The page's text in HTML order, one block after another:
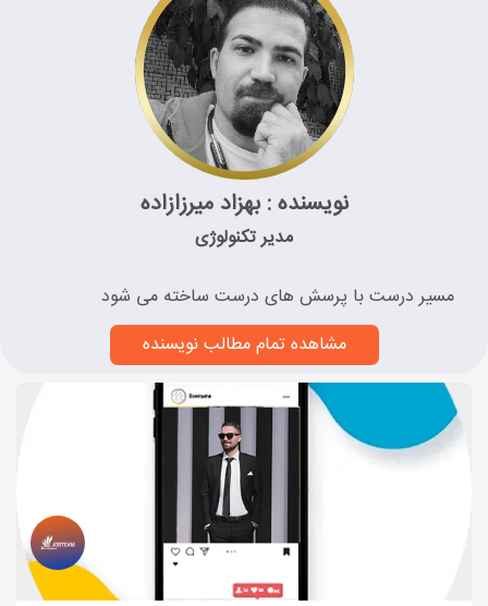
نویسنده : بهزاد میرزازاده
مدیر تکنولوژی
مسیر درست با پرسش های درست ساخته می شود
مشاهده تمام مطالب نویسنده